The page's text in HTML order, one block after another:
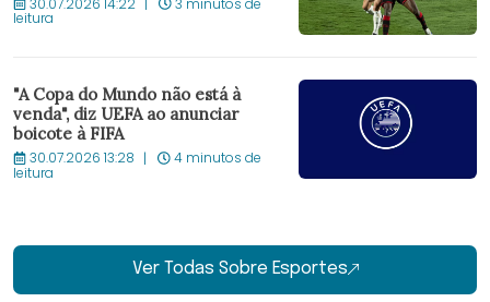
leitura
"A Copa do Mundo não está à
venda", diz UEFA ao anunciar
boicote à FIFA
30.07.2026 13:28 4 minutos de
leitura
Ver Todas Sobre Esportes